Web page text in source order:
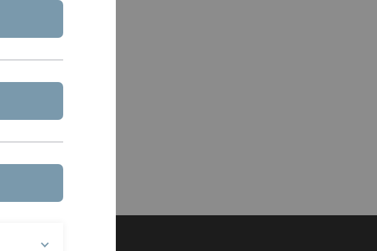
zusätzlich
zeigte
und
et al.,
in
und
depressive